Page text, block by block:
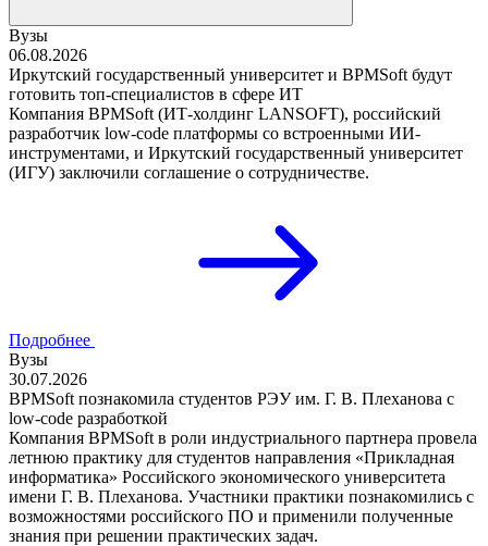
Вузы
06.08.2026
Иркутский государственный университет и BPMSoft будут
готовить топ-специалистов в сфере ИТ
Компания BPMSoft (ИТ-холдинг LANSOFT), российский
разработчик low-code платформы со встроенными ИИ-
инструментами, и Иркутский государственный университет
(ИГУ) заключили соглашение о сотрудничестве.
Подробнее
Вузы
30.07.2026
BPMSoft познакомила студентов РЭУ им. Г. В. Плеханова с
low-code разработкой
Компания BPMSoft в роли индустриального партнера провела
летнюю практику для студентов направления «Прикладная
информатика» Российского экономического университета
имени Г. В. Плеханова. Участники практики познакомились с
возможностями российского ПО и применили полученные
знания при решении практических задач.